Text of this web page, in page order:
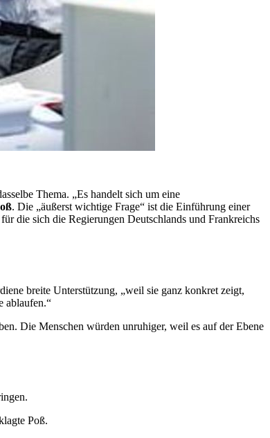
Thema. „Es handelt sich um eine
. Die „äußerst wichtige Frage“ ist die Einführung einer
für die sich die Regierungen Deutschlands und Frankreichs
breite Unterstützung, „weil sie ganz konkret zeigt,
ablaufen.“
Die Menschen würden unruhiger, weil es auf der Ebene
Poß.